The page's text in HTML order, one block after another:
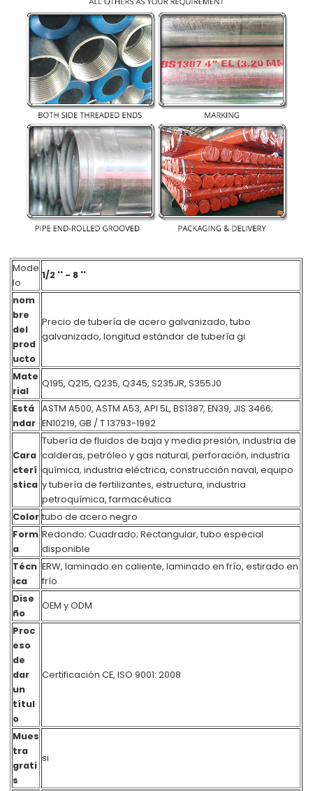
Mode
lo
1/2 '' - 8 ''
nom
bre
del
prod
ucto
Precio de tubería de acero galvanizado, tubo
galvanizado, longitud estándar de tubería gi
Mate
rial
Q195, Q215, Q235, Q345, S235JR, S355J0
Está
ndar
ASTM A500, ASTM A53, API 5L, BS1387, EN39, JIS 3466;
EN10219, GB / T 13793-1992
Cara
cterí
stica
Tubería de fluidos de baja y media presión, industria de
calderas, petróleo y gas natural, perforación, industria
química, industria eléctrica, construcción naval, equipo
y tubería de fertilizantes, estructura, industria
petroquímica, farmacéutica
Color tubo de acero negro
Form
a
Redondo; Cuadrado; Rectangular, tubo especial
disponible
Técn
ica
ERW, laminado en caliente, laminado en frío, estirado en
frío
Dise
ño
OEM y ODM
Proc
eso
de
dar
un
títul
o
Certificación CE, ISO 9001: 2008
Mues
tra
grati
s
si